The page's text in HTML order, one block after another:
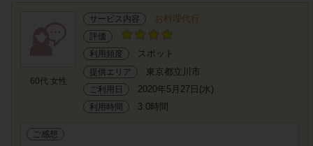
60代 女性
サービス内容 お料理代行
評価
利用頻度
スポット
提供エリア 東京都立川市
ご利用日 2020年5月27日(水)
利用時間 3.0時間
ご感想